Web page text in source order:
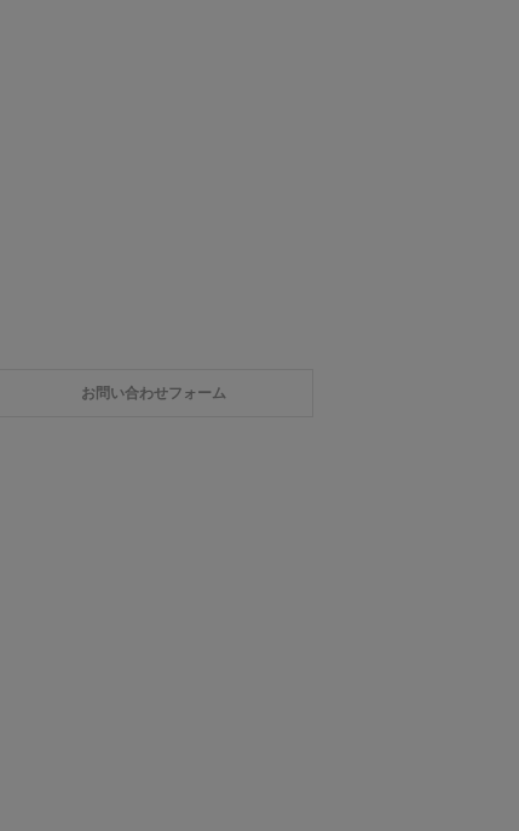
お問い合わせフォーム